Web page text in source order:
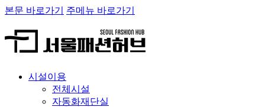
본문 바로가기 주메뉴 바로가기
시설이용
전체시설
자동화재단실